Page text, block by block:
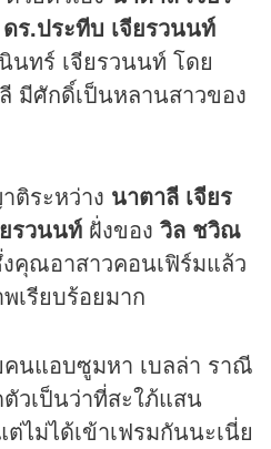
ดร.ประทีบ เจียรวนนท์
นทร์ เจียรวนนท์ โดย
มีศักดิ์เป็นหลานสาวของ
ติระหว่าง นาตาลี เจียร
รวนนท์ ฝั่งของ วิล ชวิณ
คุณอาสาวคอนเฟิร์มแล้ว
เรียบร้อยมาก
นแอบซูมหา เบลล่า ราณี
วเป็นว่าที่สะใภ้แสน
ไม่ได้เข้าเฟรมกันนะเนี่ย